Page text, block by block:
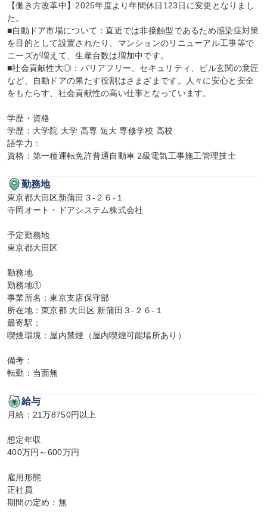
【働き方改革中】2025年度より年間休日123日に変更となりまし
た。
■自動ドア市場について：直近では非接触型であるため感染症対策
を目的として設置されたり、マンションのリニューアル工事等で
ニーズが増えて、生産台数は増加中です。
■社会貢献性大◎：バリアフリー、セキュリティ、ビル玄関の意匠
など、自動ドアの果たす役割はさまざまです。人々に安心と安全
をもたらす、社会貢献性の高い仕事となっています。
学歴・資格
学歴：大学院 大学 高専 短大 専修学校 高校
語学力：
資格：第一種運転免許普通自動車 2級電気工事施工管理技士
勤務地
東京都大田区新蒲田３-２６-１
寺岡オート・ドアシステム株式会社
予定勤務地
東京都大田区
勤務地
勤務地①
事業所名：東京支店保守部
所在地：東京都 大田区 新蒲田３-２６-１
最寄駅：
喫煙環境：屋内禁煙（屋内喫煙可能場所あり）
備考：
転勤：当面無
給与
月給：21万8750円以上
想定年収
400万円～600万円
雇用形態
正社員
期間の定め：無